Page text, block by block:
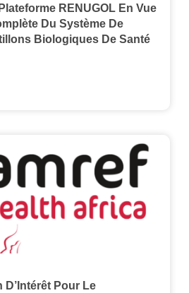
RENUGOL En Vue
Du Système De
Biologiques De Santé
Pour Le